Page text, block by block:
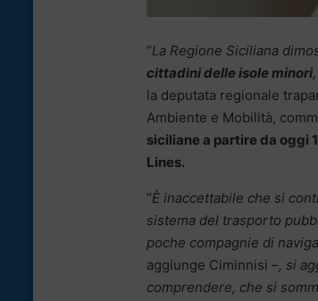
“La Regione Siciliana
cittadini delle isole minori
la deputata regionale
Ambiente e Mobilità,
siciliane a partire da oggi
Lines.
“È inaccettabile che si
sistema del trasporto
poche compagnie di
aggiunge Ciminnisi –, si
comprendere, che si